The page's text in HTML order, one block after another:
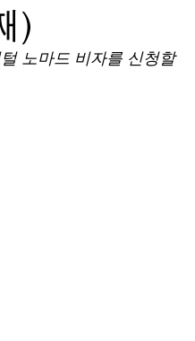
)
노마드 비자를 신청할